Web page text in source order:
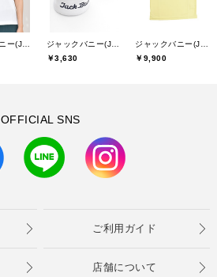
￥3,630
￥9,900
OFFICIAL SNS
ご利用ガイド
店舗について